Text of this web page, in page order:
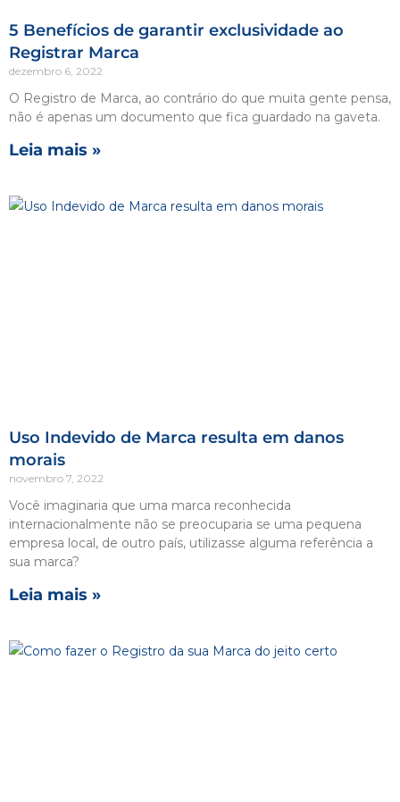
5 Benefícios de garantir exclusividade ao
Registrar Marca
dezembro 6, 2022
O Registro de Marca, ao contrário do que muita gente pensa,
não é apenas um documento que fica guardado na gaveta.
Leia mais »
Uso Indevido de Marca resulta em danos
morais
novembro 7, 2022
Você imaginaria que uma marca reconhecida
internacionalmente não se preocuparia se uma pequena
empresa local, de outro país, utilizasse alguma referência a
sua marca?
Leia mais »